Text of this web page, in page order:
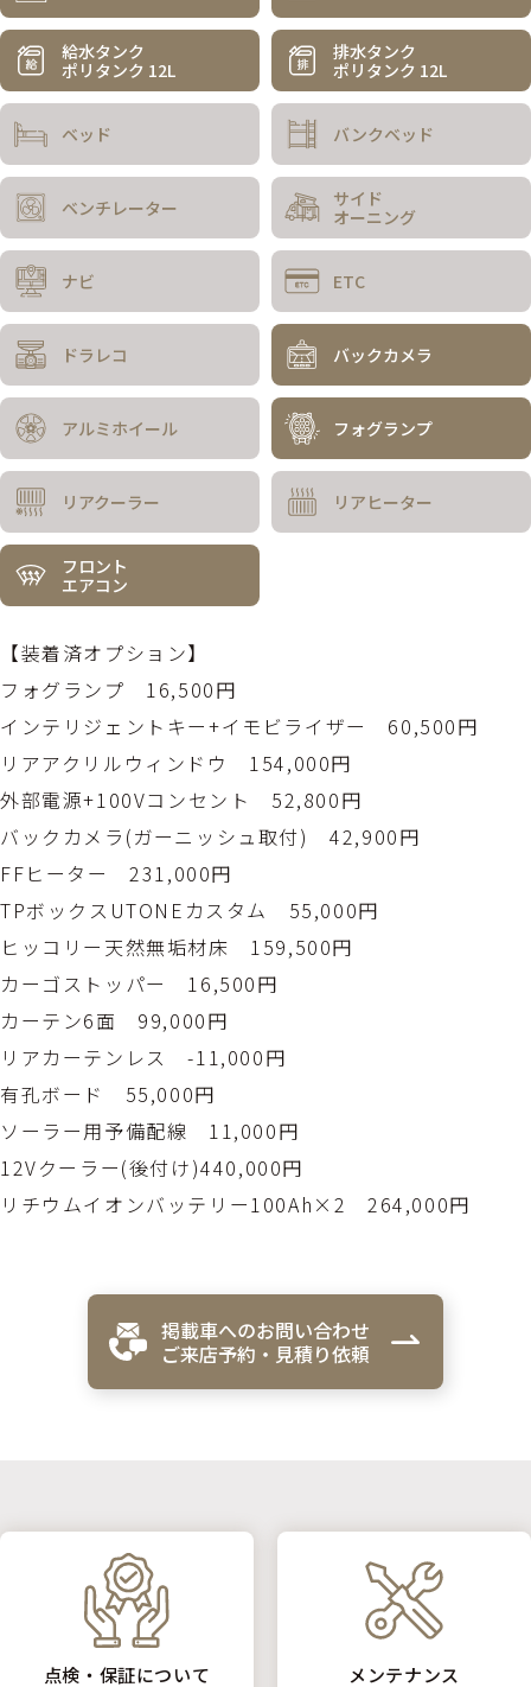
給水タンク
ポリタンク 12L
排水タンク
ポリタンク 12L
ベッド バンクベッド
ベンチレーター
サイド
オーニング
ナビ ETC
ドラレコ バックカメラ
アルミホイール フォグランプ
リアクーラー リアヒーター
フロント
エアコン
【装着済オプション】
フォグランプ 16,500円
インテリジェントキー+イモビライザー 60,500円
リアアクリルウィンドウ 154,000円
外部電源+100Vコンセント 52,800円
バックカメラ(ガーニッシュ取付) 42,900円
FFヒーター 231,000円
TPボックスUTONEカスタム 55,000円
ヒッコリー天然無垢材床 159,500円
カーゴストッパー 16,500円
カーテン6面 99,000円
リアカーテンレス -11,000円
有孔ボード 55,000円
ソーラー用予備配線 11,000円
12Vクーラー(後付け)440,000円
リチウムイオンバッテリー100Ah×2 264,000円
掲載車へのお問い合わせ
ご来店予約・見積り依頼
点検・保証について メンテナンス